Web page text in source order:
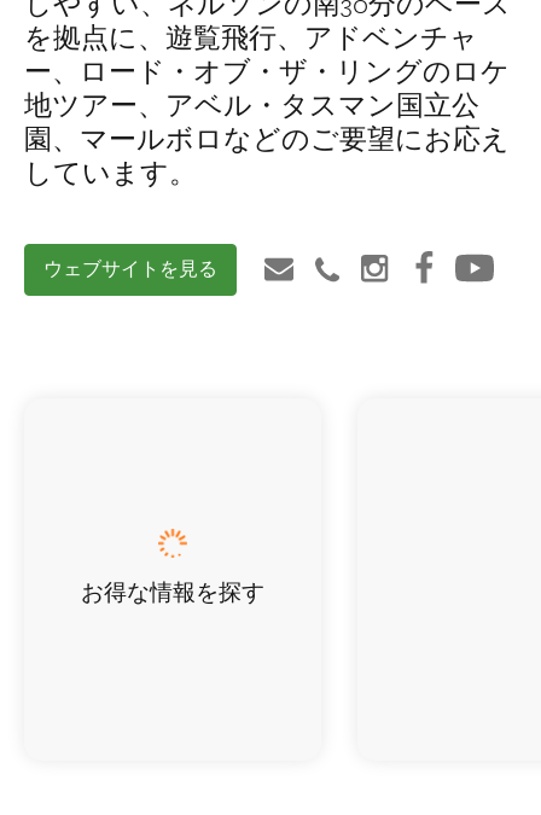
を拠点に、遊覧飛行、アドベンチャ
ー、ロード・オブ・ザ・リングのロケ
地ツアー、アベル・タスマン国立公
園、マールボロなどのご要望にお応え
しています。
ウェブサイトを見る
お得な情報を探す